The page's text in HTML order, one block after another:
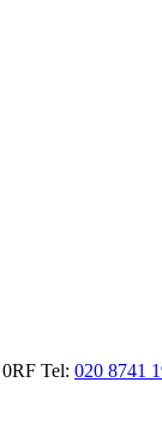
Tel: 020 8741